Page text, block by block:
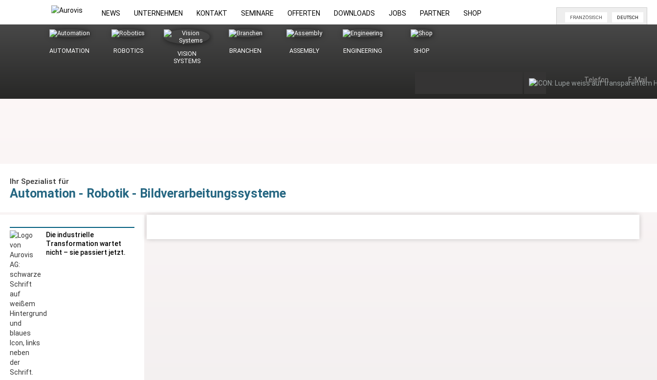
NEWS UNTERNEHMEN KONTAKT SEMINARE OFFERTEN DOWNLOADS JOBS PARTNER SHOP
FRANZÖSISCH DEUTSCH
AUTOMATION ROBOTICS
VISION
SYSTEMS
BRANCHEN ASSEMBLY ENGINEERING SHOP
Telefon E-Mail
Ihr Spezialist für
Automation - Robotik - Bildverarbeitungssysteme
Die industrielle
Transformation wartet
nicht – sie passiert jetzt.